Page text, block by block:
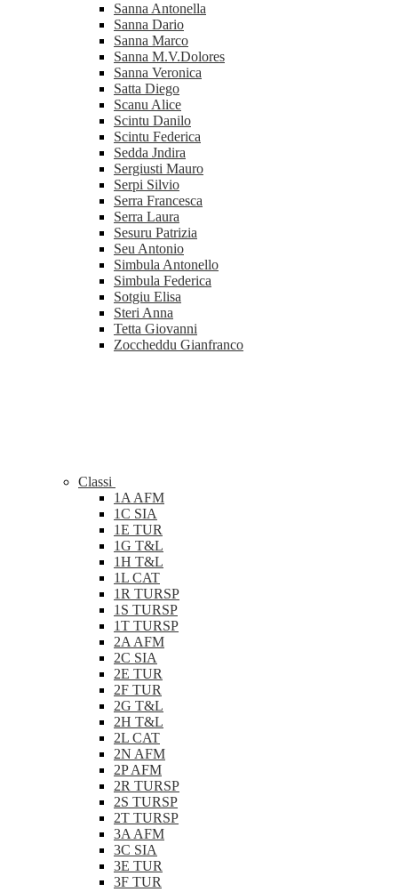
Sanna Antonella
Sanna Dario
Sanna Marco
Sanna M.V.Dolores
Sanna Veronica
Satta Diego
Scanu Alice
Scintu Danilo
Scintu Federica
Sedda Jndira
Sergiusti Mauro
Serpi Silvio
Serra Francesca
Serra Laura
Sesuru Patrizia
Seu Antonio
Simbula Antonello
Simbula Federica
Sotgiu Elisa
Steri Anna
Tetta Giovanni
Zoccheddu Gianfranco
Classi
1A AFM
1C SIA
1E TUR
1G T&L
1H T&L
1L CAT
1R TURSP
1S TURSP
1T TURSP
2A AFM
2C SIA
2E TUR
2F TUR
2G T&L
2H T&L
2L CAT
2N AFM
2P AFM
2R TURSP
2S TURSP
2T TURSP
3A AFM
3C SIA
3E TUR
3F TUR